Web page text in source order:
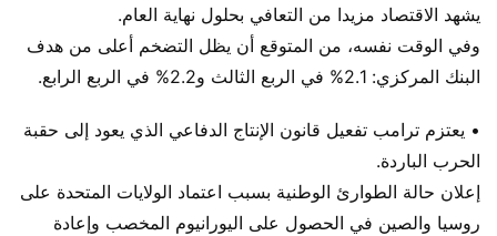
يشهد الاقتصاد مزيدا من التعافي بحلول نهاية العام.
وفي الوقت نفسه، من المتوقع أن يظل التضخم أعلى من هدف
البنك المركزي: 2.1% في الربع الثالث و2.2% في الربع الرابع.
• يعتزم ترامب تفعيل قانون الإنتاج الدفاعي الذي يعود إلى حقبة
الحرب الباردة.
إعلان حالة الطوارئ الوطنية بسبب اعتماد الولايات المتحدة على
روسيا والصين في الحصول على اليورانيوم المخصب وإعادة